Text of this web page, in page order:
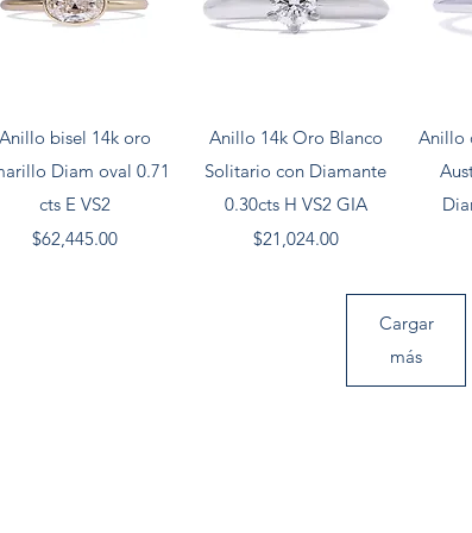
Vista rápida
Anillo bisel 14k oro
Diam oval 0.71
cts E VS2
Precio
$62,445.00
Vista rápida
Anillo 14k Oro Blanco
Solitario con Diamante
0.30cts H VS2 GIA
Precio
$21,024.00
Anillo
Cargar
más